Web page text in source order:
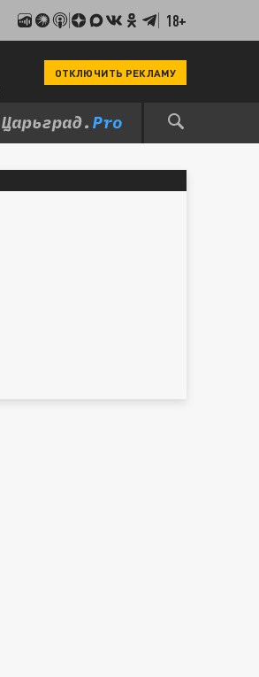
18+
ОТКЛЮЧИТЬ РЕКЛАМУ